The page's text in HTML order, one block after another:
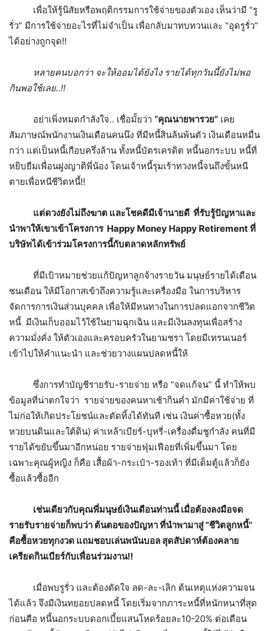
เพื่อให้รู้นิสัยหรือพฤติกรรมการใช้จ่ายของตัวเอง เห็นว่ามี “รู
รั่ว” มีการใช้จ่ายอะไรที่ไม่จำเป็น เพื่อกลับมาทบทวนและ “อุดรูรั่ว”
ได้อย่างถูกจุด!!
หลายคนบอกว่า จะให้ออมได้ยังไง รายได้ทุกวันนี้ยังไม่พอ
กินพอใช้เลย..!!
อย่าเพิ่งหมดกำลังใจ.. เชื่อมั้ยว่า “คุณนายพารวย” เคย
สัมภาษณ์พนักงานเงินเดือนคนนึง ที่มีหนี้สินล้นพ้นตัว เงินเดือนหมื่น
กว่า แต่เป็นหนี้เกือบครึ่งล้าน ทั้งหนี้บัตรเครดิต หนี้นอกระบบ หนี้ที่
หยิบยืมเพื่อนฝูงญาติพี่น้อง โดนเจ้าหนี้รุมเร้าทวงหนี้จนถึงขั้นหนี
ตายเพื่อหนีชีวิตหนี้!!
แต่ดวงยังไม่ถึงฆาต และโชคดีมีเจ้านายดี ที่รับรู้ปัญหาและ
นำพาให้เขาเข้าโครงการ Happy Money Happy Retirementที่
บริษัทได้เข้าร่วมโครงการนี้กับตลาดหลักทรัพย์
ที่มีเป้าหมายช่วยแก้ปัญหาลูกจ้างรายวัน มนุษย์รายได้เดือน
ชนเดือน ให้มีโอกาสเข้าถึงความรู้และเครื่องมือ ในการบริหาร
จัดการการเงินส่วนบุคคล เพื่อให้มีหนทางในการปลดแอกจากชีวิต
หนี้ มีเงินเก็บออมไว้ใช้ในยามฉุกเฉิน และมีเงินลงทุนเพื่อสร้าง
ความมั่งคั่ง ให้ตัวเองและครอบครัวในยามชรา โดยมีเทรนเนอร์
เข้าไปให้คำแนะนำ และช่วยวางแผนปลดหนี้ให้
ซึ่งการทำบัญชีรายรับ-รายจ่าย หรือ “จดแก้จน” นี้ ทำให้พบ
ข้อมูลที่น่าตกใจว่า รายจ่ายของคนหาเช้ากินค่ำ มักมีค่าใช้จ่าย ที่
ไม่ก่อให้เกิดประโยชน์และตัดทิ้งได้ทันที เช่น เงินค่าซื้อหวย(ทั้ง
หวยบนดินและใต้ดิน) ค่าเหล้าเบียร์-บุหรี่-เครื่องดื่มชูกำลัง คนที่มี
รายได้ขยับขึ้นมาอีกหน่อย รายจ่ายฟุ่มเฟือยที่เพิ่มขึ้นมา โดย
เฉพาะคุณผู้หญิง ก็คือ เสื้อผ้า-กระเป๋า-รองเท้า ที่มีเต็มตู้แล้วก็ยัง
ซื้อแล้วซื้ออีก
เช่นเดียวกับคุณพี่มนุษย์เงินเดือนท่านนี้ เมื่อต้องลงมือจด
รายรับรายจ่ายก็พบว่า ต้นตอของปัญหา ที่นำพามาสู่ “ชีวิตลูกหนี้”
คือซื้อหวยทุกงวด แถมชอบเล่นพนันบอล สุดสัปดาห์ต้องคลาย
เครียดกินเบียร์กับเพื่อนร่วมงาน!!
เมื่อพบรูรั่ว และต้องตัดใจ ลด-ละ-เลิก ต้นเหตุแห่งความจน
ได้แล้ว จึงมีเงินทยอยปลดหนี้ โดยเริ่มจากภาระหนี้ที่หนักหนาที่สุด
ก่อนคือ หนี้นอกระบบดอกเบี้ยแสนโหดร้อยละ10-20% ต่อเดือน